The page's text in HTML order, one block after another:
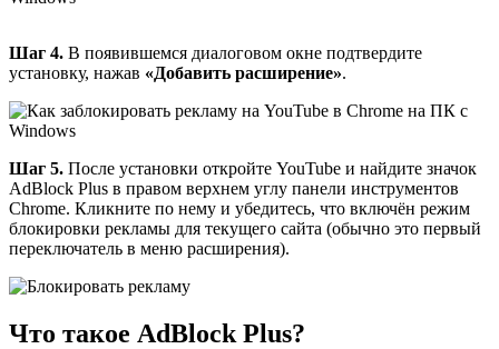
Шаг 4. В появившемся диалоговом окне подтвердите
установку, нажав «Добавить расширение».
Шаг 5. После установки откройте YouTube и найдите значок
AdBlock Plus в правом верхнем углу панели инструментов
Chrome. Кликните по нему и убедитесь, что включён режим
блокировки рекламы для текущего сайта (обычно это первый
переключатель в меню расширения).
Что такое AdBlock Plus?